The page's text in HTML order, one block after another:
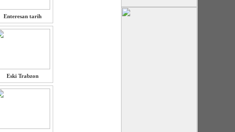
Enteresan tarih
Eski Trabzon